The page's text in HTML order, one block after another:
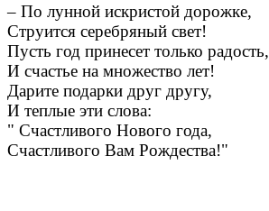
– По лунной искристой дорожке,
Струится серебряный свет!
Пусть год принесет только радость,
И счастье на множество лет!
Дарите подарки друг другу,
И теплые эти слова:
" Счастливого Нового года,
Счастливого Вам Рождества!"